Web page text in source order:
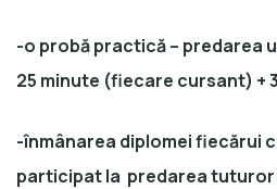
-o probă practică – predarea
25 minute (fiecare cursant) +
-înmânarea diplomei fiecărui
participat la predarea tuturor